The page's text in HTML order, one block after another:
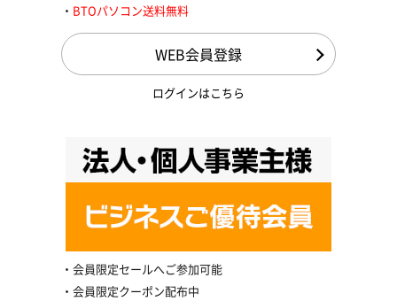
BTOパソコン送料無料
WEB会員登録
ログインはこちら
会員限定セールへご参加可能
会員限定クーポン配布中